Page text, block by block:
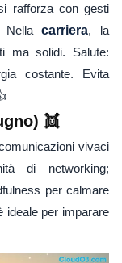
rafforza con gesti
Nellacarriera, la
ma solidi. Salute:
costante. Evita
👯
vivaci
di networking;
per calmare
ideale per imparare